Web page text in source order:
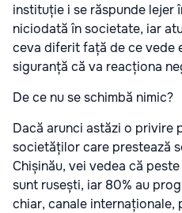
instituție i se răspunde lejer
niciodată în societate, iar
ceva diferit față de ce vede
siguranță că va reacționa
De ce nu se schimbă nimic?
Dacă arunci astăzi o privire
societăților care prestează
Chișinău, vei vedea că
sunt rusești, iar 80% au
chiar, canale internaționale,